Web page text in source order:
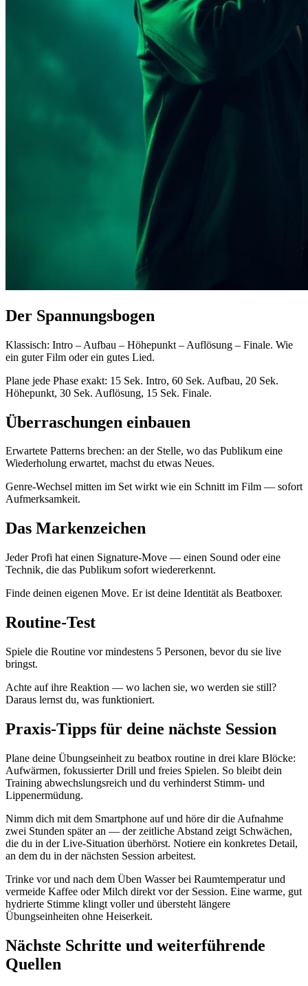
Der Spannungsbogen
Klassisch: Intro – Aufbau – Höhepunkt – Auflösung – Finale. Wie
ein guter Film oder ein gutes Lied.
Plane jede Phase exakt: 15 Sek. Intro, 60 Sek. Aufbau, 20 Sek.
Höhepunkt, 30 Sek. Auflösung, 15 Sek. Finale.
Überraschungen einbauen
Erwartete Patterns brechen: an der Stelle, wo das Publikum eine
Wiederholung erwartet, machst du etwas Neues.
Genre-Wechsel mitten im Set wirkt wie ein Schnitt im Film — sofort
Aufmerksamkeit.
Das Markenzeichen
Jeder Profi hat einen Signature-Move — einen Sound oder eine
Technik, die das Publikum sofort wiedererkennt.
Finde deinen eigenen Move. Er ist deine Identität als Beatboxer.
Routine-Test
Spiele die Routine vor mindestens 5 Personen, bevor du sie live
bringst.
Achte auf ihre Reaktion — wo lachen sie, wo werden sie still?
Daraus lernst du, was funktioniert.
Praxis-Tipps für deine nächste Session
Plane deine Übungseinheit zu beatbox routine in drei klare Blöcke:
Aufwärmen, fokussierter Drill und freies Spielen. So bleibt dein
Training abwechslungsreich und du verhinderst Stimm- und
Lippenermüdung.
Nimm dich mit dem Smartphone auf und höre dir die Aufnahme
zwei Stunden später an — der zeitliche Abstand zeigt Schwächen,
die du in der Live-Situation überhörst. Notiere ein konkretes Detail,
an dem du in der nächsten Session arbeitest.
Trinke vor und nach dem Üben Wasser bei Raumtemperatur und
vermeide Kaffee oder Milch direkt vor der Session. Eine warme, gut
hydrierte Stimme klingt voller und übersteht längere
Übungseinheiten ohne Heiserkeit.
Nächste Schritte und weiterführende
Quellen